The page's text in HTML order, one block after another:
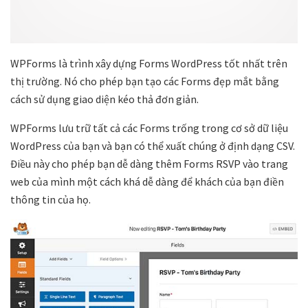
WPForms là trình xây dựng Forms WordPress tốt nhất trên
thị trường. Nó cho phép bạn tạo các Forms đẹp mắt bằng
cách sử dụng giao diện kéo thả đơn giản.
WPForms lưu trữ tất cả các Forms trống trong cơ sở dữ liệu
WordPress của bạn và bạn có thể xuất chúng ở định dạng CSV.
Điều này cho phép bạn dễ dàng thêm Forms RSVP vào trang
web của mình một cách khá dễ dàng để khách của bạn điền
thông tin của họ.